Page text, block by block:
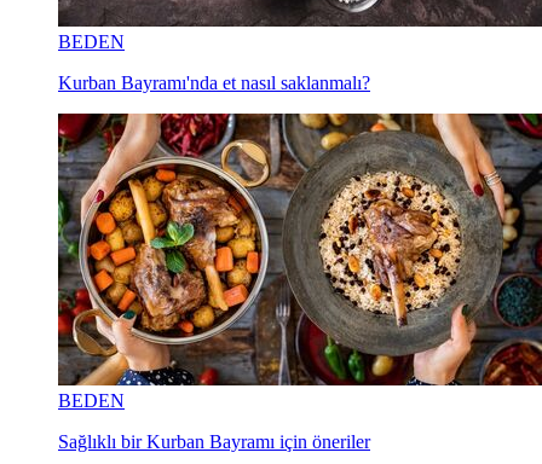
BEDEN
Kurban Bayramı'nda et nasıl saklanmalı?
BEDEN
Sağlıklı bir Kurban Bayramı için öneriler